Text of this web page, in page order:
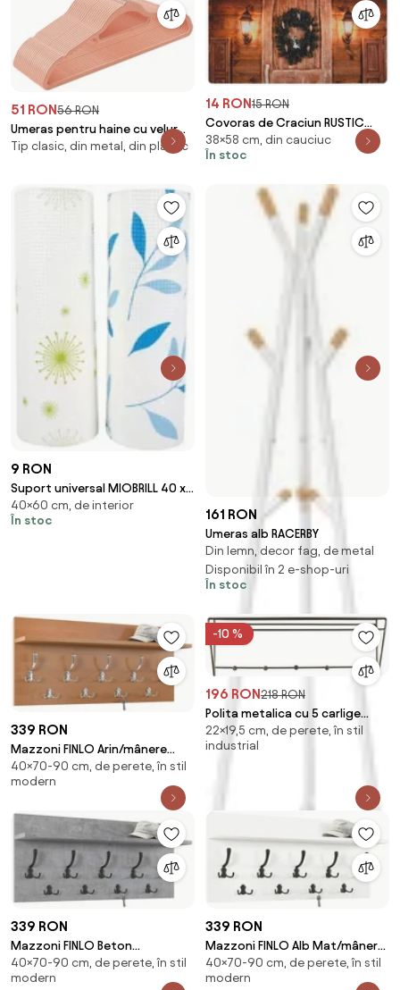
51 RON56 RON
Umeras pentru haine cu velur
roz, 20 buc
Tip clasic, din metal, din plastic
14 RON15 RON
Covoras de Craciun RUSTIC
WELCOME 38x58 cm - mai
multe variante Varianta:
38×58 cm, din cauciuc
În stoc
9 RON
Suport universal MIOBRILL 40 x
60 cm
40×60 cm, de interior
În stoc
161 RON
Umeras alb RACERBY
Din lemn, decor fag, de metal
Disponibil în 2 e-shop-uri
În stoc
339 RON
Mazzoni FINLO Arin/mânere
Cromate Lucioase - CUIER DE
PERETE MODERN CU RAFT PENTRU
40×70-90 cm, de perete, în stil
modern
-10 %
196 RON218 RON
Polita metalica cu 5 carlige
BROOKLYN 19x63cm
22×19,5 cm, de perete, în stil
industrial
339 RON
Mazzoni FINLO Beton
Millennium/mânere Negru Mat -
CUIER DE PERETE MODERN CU
40×70-90 cm, de perete, în stil
modern
339 RON
Mazzoni FINLO Alb Mat/mânere
Negru Mat - CUIER DE PERETE
MODERN CU RAFT PENTRU HOL 90
40×70-90 cm, de perete, în stil
modern